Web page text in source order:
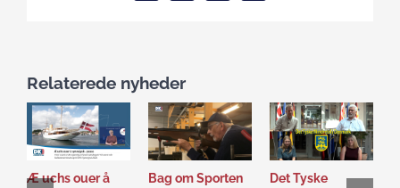
Relaterede nyheder
Æ uchs ouer å
Bag om Sporten
Det Tyske